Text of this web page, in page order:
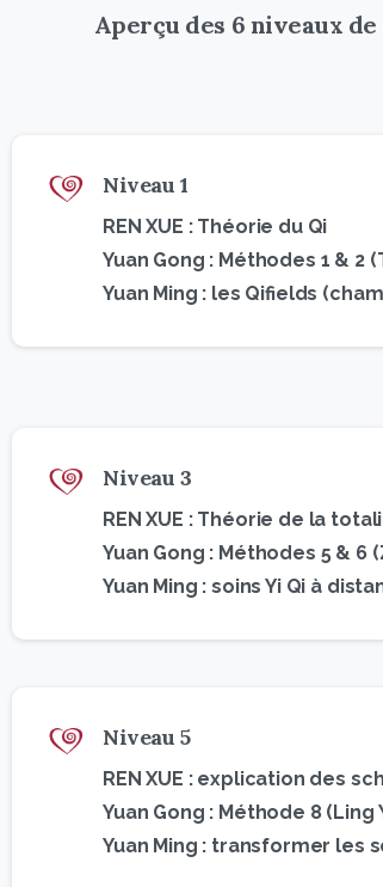
Aperçu des 6 niveaux
Niveau 1
REN XUE : Théorie du Qi
Yuan Gong : Méthodes 1 & 2
Yuan Ming : les Qifields
Niveau 3
REN XUE : Théorie de la
Yuan Gong : Méthodes 5 & 6
Yuan Ming : soins Yi Qi à
Niveau 5
REN XUE : explication des
Yuan Gong : Méthode 8 (Ling
Yuan Ming : transformer les